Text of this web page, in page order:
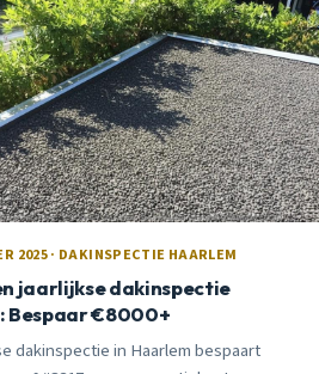
2025 · DAKINSPECTIE HAARLEM
jaarlijkse dakinspectie
Bespaar €8000+
dakinspectie in Haarlem bespaart